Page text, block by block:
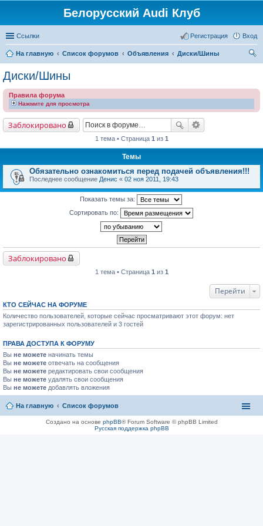
Белорусский Audi Клуб
Ссылки Вход
Регистрация
На главную Список форумов Объявления
Диски/Шины
Диски/Шины
Правила форума
Нажмите для просмотра
Заблокировано
1 тема • Страница 1 из 1
Темы
Обязательно ознакомиться перед подачей объявления!!!
Последнее сообщение Денис « 02 ноя 2011, 19:43
Показать темы за:
Сортировать по:
Заблокировано
1 тема • Страница 1 из 1
Перейти
КТО СЕЙЧАС НА ФОРУМЕ
Количество пользователей, которые сейчас просматривают этот форум: нет
зарегистрированных пользователей и 3 гостей
ПРАВА ДОСТУПА К ФОРУМУ
Вы не можете начинать темы
Вы не можете отвечать на сообщения
Вы не можете редактировать свои сообщения
Вы не можете удалять свои сообщения
Вы не можете добавлять вложения
На главную Список форумов
Создано на основе phpBB® Forum Software © phpBB Limited
Русская поддержка phpBB